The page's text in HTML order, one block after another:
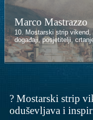
Marco Mastrazzo
10. Mostarski strip
događaji, posjetitelji,
Kenan Halilović
10. Mostarski strip
događaji, posjetitelji,
? Mostarski strip
oduševljava i